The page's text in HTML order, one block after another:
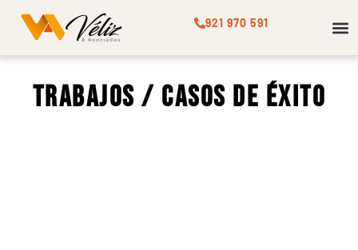
921 970 591
Trabajos / Casos de éxito